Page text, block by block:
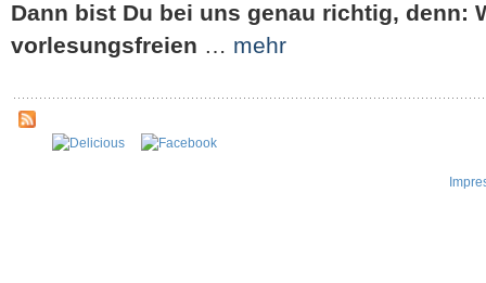
Dann bist Du bei uns genau richtig, denn:
vorlesungsfreien … mehr